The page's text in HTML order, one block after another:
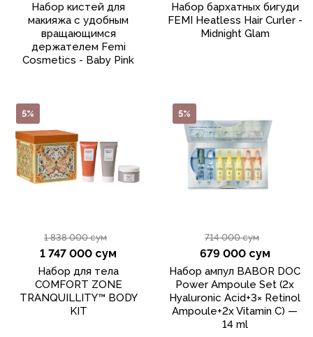
Набор кистей для
макияжа с удобным
вращающимся
держателем Femi
Cosmetics - Baby Pink
Набор бархатных бигуди
FEMI Heatless Hair Curler -
Midnight Glam
5%
1 838 000 сум
1 747 000 сум
Набор для тела
COMFORT ZONE
TRANQUILLITY™ BODY
KIT
5%
714 000 сум
679 000 сум
Набор ампул BABOR DOC
Power Ampoule Set (2x
Hyaluronic Acid+3× Retinol
Ampoule+2x Vitamin C) —
14 ml